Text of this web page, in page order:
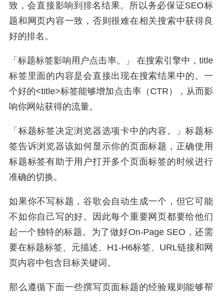
致，会直接影响到排名结果。所以务必保证SEO标
题和网页内容一致，否则很难在相关搜索中获得良
好的排名。
「标题标签影响用户点击率。」 在搜索引擎中，title
标签里面的内容是会直接出现在搜索结果中的。一
个好的<title>标签能够增加点击率（CTR），从而影
响你网站获得的流量。
「标题标签决定浏览器选项卡中的内容。」标题标
签告诉浏览器该如何显示你的页面标题，正确使用
标题标签有助于用户打开多个页面标签的时候进行
准确的切换。
如果你不写标题，谷歌会自动生成一个，但它可能
不如你自己写的好。因此每个重要网页都要给他们
起一个独特的标题。为了做好On-Page SEO，还需
要在标题标签、元描述、H1-H6标签、URL链接和网
页内容中包含目标关键词。
那么遵循下面一些撰写页面标题的经验规则能够帮